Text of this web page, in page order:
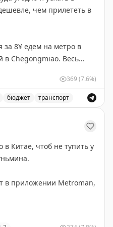
чем прилететь в
8¥ едем на метро в
в Chegongmiao. Весь
Минут 10 пешей
Для лаоваев
стрелочки.
нет, всё
Чем платить
369 (7.6%)
бюджет транспорт
в Китае, чтоб не тупить у
в приложении Metroman,